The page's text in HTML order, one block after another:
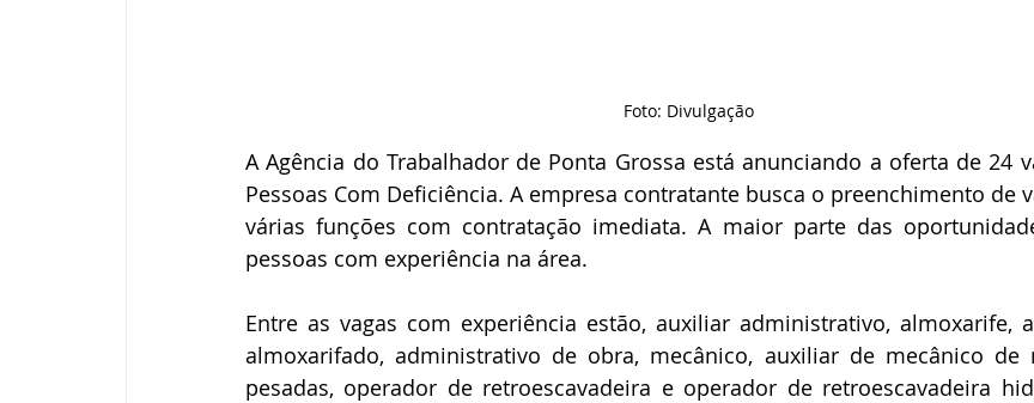
Foto: Divulgação
A Agência do Trabalhador de Ponta Grossa está anunciando a oferta de 24
Pessoas Com Deficiência. A empresa contratante busca o preenchimento de
várias funções com contratação imediata. A maior parte das
pessoas com experiência na área.
Entre as vagas com experiência estão, auxiliar administrativo, almoxarife,
almoxarifado, administrativo de obra, mecânico, auxiliar de mecânico de
pesadas, operador de retroescavadeira e operador de retroescavadeira